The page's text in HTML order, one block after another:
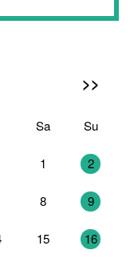
>>
Sa Su
1 2
8 9
15 16